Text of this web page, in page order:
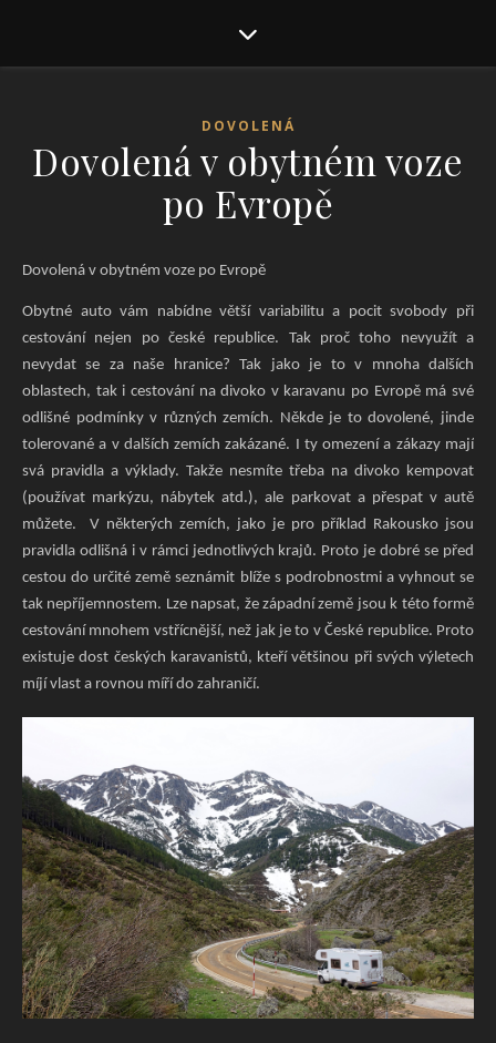
DOVOLENÁ
Dovolená v obytném voze
po Evropě
Dovolená v obytném voze po Evropě
Obytné auto vám nabídne větší variabilitu a pocit svobody při
cestování nejen po české republice. Tak proč toho nevyužít a
nevydat se za naše hranice? Tak jako je to v mnoha dalších
oblastech, tak i cestování na divoko v karavanu po Evropě má své
odlišné podmínky v různých zemích. Někde je to dovolené, jinde
tolerované a v dalších zemích zakázané. I ty omezení a zákazy mají
svá pravidla a výklady. Takže nesmíte třeba na divoko kempovat
(používat markýzu, nábytek atd.), ale parkovat a přespat v autě
můžete. V některých zemích, jako je pro příklad Rakousko jsou
pravidla odlišná i v rámci jednotlivých krajů. Proto je dobré se před
cestou do určité země seznámit blíže s podrobnostmi a vyhnout se
tak nepříjemnostem. Lze napsat, že západní země jsou k této formě
cestování mnohem vstřícnější, než jak je to v České republice. Proto
existuje dost českých karavanistů, kteří většinou při svých výletech
míjí vlast a rovnou míří do zahraničí.